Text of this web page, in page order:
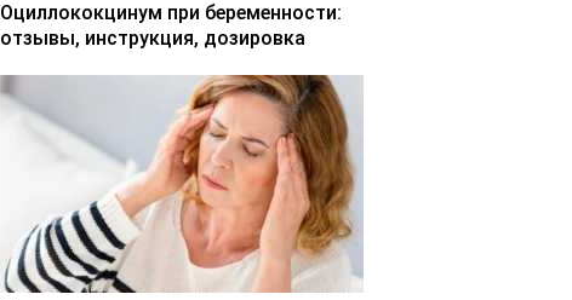
Оциллококцинум при беременности:
отзывы, инструкция, дозировка